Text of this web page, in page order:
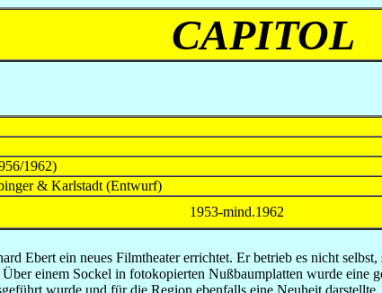
CAPITOL
1962)
& Karlstadt (Entwurf)
1953-mind.1962
Ebert ein neues Filmtheater errichtet. Er betrieb es nicht
einem Sockel in fotokopierten Nußbaumplatten wurde
wurde und für die Region ebenfalls eine Neuheit